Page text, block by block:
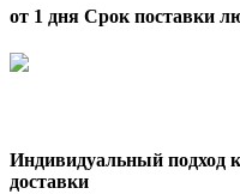
от 1 дня Срок поставки
Индивидуальный подход
доставки